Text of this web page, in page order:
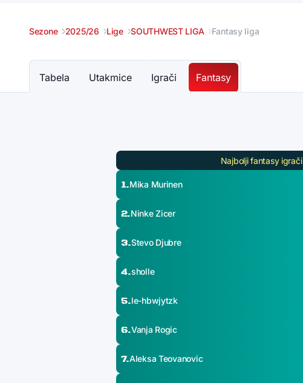
Sezone 2025/26 Lige SOUTHWEST LIGA Fantasy liga
Tabela Utakmice Igrači Fantasy
Najbolji fantasy igrači
1.Mika Murinen
2.Ninke Zicer
3.Stevo Djubre
4.sholle
5.le-hbwjytzk
6.Vanja Rogic
7.Aleksa Teovanovic